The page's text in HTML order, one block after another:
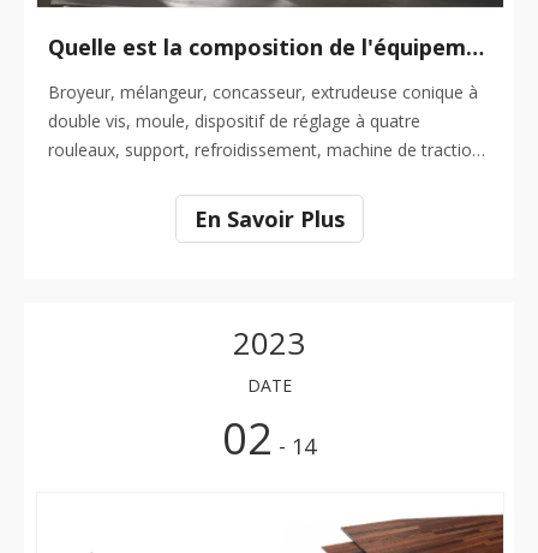
Quelle est la composition de l'équipement de la chaîne de production Lvt Floor ?
Broyeur, mélangeur, concasseur, extrudeuse conique à
double vis, moule, dispositif de réglage à quatre
rouleaux, support, refroidissement, machine de traction,
stable de toute la ligne, fonctionnement simple et faible
taux d'échec Faible.Quel est le flux de processus de la
En Savoir Plus
2023
DATE
02 - 14